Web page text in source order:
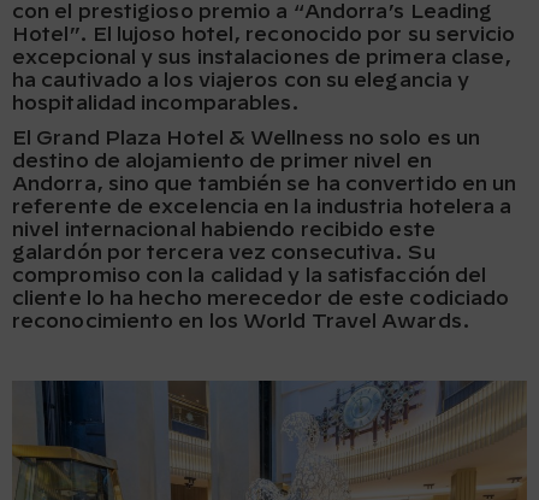
con el prestigioso premio a “Andorra’s Leading
Hotel”. El lujoso hotel, reconocido por su servicio
excepcional y sus instalaciones de primera clase,
ha cautivado a los viajeros con su elegancia y
hospitalidad incomparables.
El Grand Plaza Hotel & Wellness no solo es un
destino de alojamiento de primer nivel en
Andorra, sino que también se ha convertido en un
referente de excelencia en la industria hotelera a
nivel internacional habiendo recibido este
galardón por tercera vez consecutiva. Su
compromiso con la calidad y la satisfacción del
cliente lo ha hecho merecedor de este codiciado
reconocimiento en los World Travel Awards.